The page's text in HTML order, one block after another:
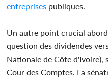
entreprises publiques.
Un autre point crucial
question des dividendes
Nationale de Côte d'Ivoire),
Cour des Comptes. La